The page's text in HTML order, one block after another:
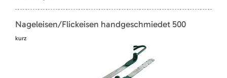
Nageleisen/Flickeisen handgeschmiedet 500
kurz